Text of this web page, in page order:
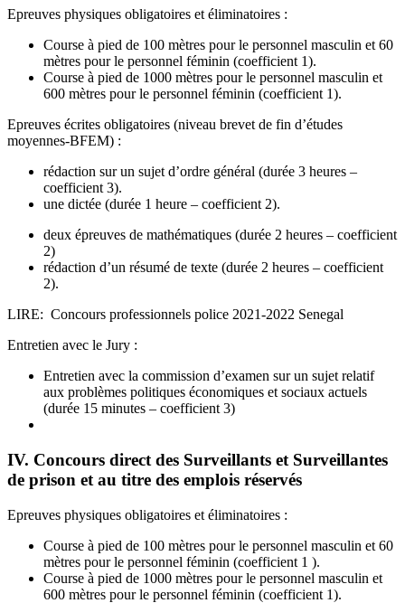
Epreuves physiques obligatoires et éliminatoires :
Course à pied de 100 mètres pour le personnel masculin et 60
mètres pour le personnel féminin (coefficient 1).
Course à pied de 1000 mètres pour le personnel masculin et
600 mètres pour le personnel féminin (coefficient 1).
Epreuves écrites obligatoires (niveau brevet de fin d’études
moyennes-BFEM) :
rédaction sur un sujet d’ordre général (durée 3 heures –
coefficient 3).
une dictée (durée 1 heure – coefficient 2).
deux épreuves de mathématiques (durée 2 heures – coefficient
2)
rédaction d’un résumé de texte (durée 2 heures – coefficient
2).
LIRE: Concours professionnels police 2021-2022 Senegal
Entretien avec le Jury :
Entretien avec la commission d’examen sur un sujet relatif
aux problèmes politiques économiques et sociaux actuels
(durée 15 minutes – coefficient 3)
IV. Concours direct des Surveillants et Surveillantes
de prison et au titre des emplois réservés
Epreuves physiques obligatoires et éliminatoires :
Course à pied de 100 mètres pour le personnel masculin et 60
mètres pour le personnel féminin (coefficient 1 ).
Course à pied de 1000 mètres pour le personnel masculin et
600 mètres pour le personnel féminin (coefficient 1).